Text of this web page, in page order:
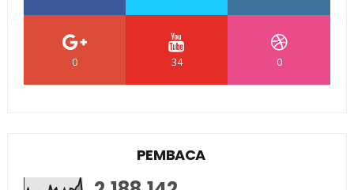
0 34 0
PEMBACA